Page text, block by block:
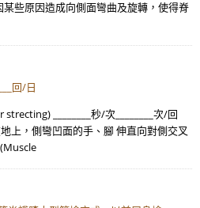
些原因造成向側面彎曲及旋轉，使得脊
回/日
________秒/次________次/回
地上，側彎凹面的手、腳 伸直向對側交叉